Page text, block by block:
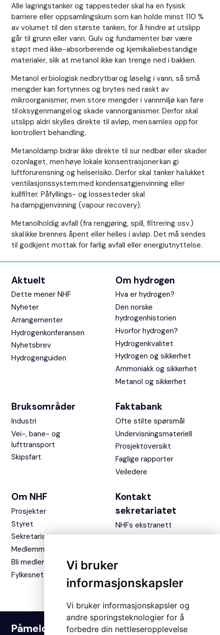
Vi bruker
informasjonskapsler
Vi bruker informasjonskapsler og
andre sporingsteknologier for å
forbedre din nettleseropplevelse
Alle lagringstanker og tappesteder skal ha en fysisk
barriere eller oppsamlingskum som kan holde minst 110 %
av volumet til den største tanken, for å hindre at utslipp
går til grunn eller vann. Gulv og fundamenter bør være
støpt med ikke-absorberende og kjemikaliebestandige
materialer, slik at metanol ikke kan trenge ned i bakken.
Metanol er biologisk nedbrytbar og løselig i vann, så små
mengder kan fortynnes og brytes ned raskt av
mikroorganismer, men store mengder i vannmiljø kan føre
til oksygenmangel og skade vannorganismer. Derfor skal
utslipp aldri skylles direkte til avløp, men samles opp for
kontrollert behandling.
Metanoldamp bidrar ikke direkte til sur nedbør eller skader
ozonlaget, men høye lokale konsentrasjoner kan gi
luftforurensning og helserisiko. Derfor skal tanker ha lukket
ventilasjonssystem med kondensatgjenvinning eller
kullfilter. Påfyllings- og lossesteder skal
ha dampgjenvinning (vapour recovery).
Metanolholdig avfall (fra rengjøring, spill, filtrering osv.)
skal ikke brennes åpent eller helles i avløp. Det må sendes
til godkjent mottak for farlig avfall eller energiutnyttelse.
Aktuelt
Dette mener NHF
Nyheter
Arrangementer
Hydrogenkonferansen
Nyhetsbrev
Hydrogenguiden
Om hydrogen
Hva er hydrogen?
Den norske
hydrogenhistorien
Hvorfor hydrogen?
Hydrogenkvalitet
Hydrogen og sikkerhet
Ammoniakk og sikkerhet
Metanol og sikkerhet
Bruksområder
Industri
Vei-, bane- og
lufttransport
Skipsfart
Faktabank
Ofte stilte spørsmål
Undervisningsmateriell
Prosjektoversikt
Faglige rapporter
Veiledere
Om NHF
Prosjekter
Styret
Sekretariatet
Medlemmer
Bli medlem
Fylkesnettverket
Kontakt
sekretariatet
NHFs ekstranett
Påmelding nyhetsbrev